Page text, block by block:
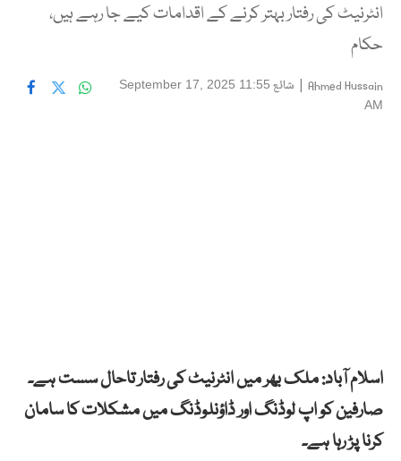
انٹرنیٹ کی رفتار بہتر کرنے کے اقدامات کیے جا رہے ہیں،
حکام
Ahmed Hussain
| شائع September 17, 2025 11:55
AM
اسلام آباد: ملک بھر میں انٹرنیٹ کی رفتار تاحال سست ہے۔
صارفین کو اپ لوڈنگ اور ڈاؤنلوڈنگ میں مشکلات کا سامان
کرنا پڑ رہا ہے۔